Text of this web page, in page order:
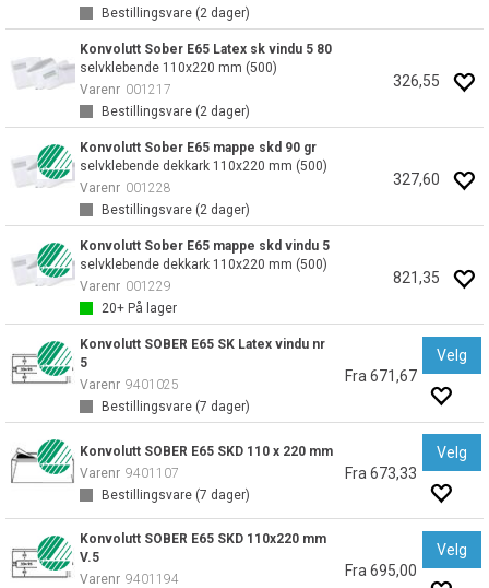
Bestillingsvare (2 dager)
Konvolutt Sober E65 Latex sk vindu 5 80
selvklebende 110x220 mm (500)
Varenr 001217
Bestillingsvare (2 dager)
326,55
Konvolutt Sober E65 mappe skd 90 gr
selvklebende dekkark 110x220 mm (500)
Varenr 001228
Bestillingsvare (2 dager)
327,60
Konvolutt Sober E65 mappe skd vindu 5
selvklebende dekkark 110x220 mm (500)
Varenr 001229
20+ På lager
821,35
Konvolutt SOBER E65 SK Latex vindu nr
5
Varenr 9401025
Bestillingsvare (7 dager)
Fra 671,67
Velg
Konvolutt SOBER E65 SKD 110 x 220 mm
Varenr 9401107
Bestillingsvare (7 dager)
Fra 673,33
Velg
Konvolutt SOBER E65 SKD 110x220 mm
V.5
Varenr 9401194
Fra 695,00
Velg